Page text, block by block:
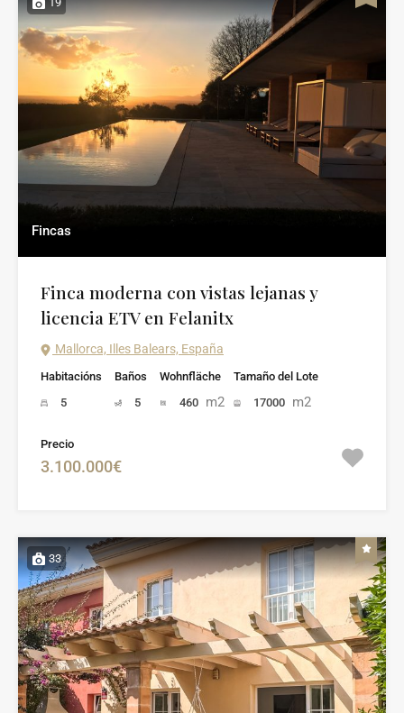
Fincas
Finca moderna con vistas lejanas y
licencia ETV en Felanitx
Mallorca, Illes Balears, España
Habitacións
5
Baños
5
Wohnfläche
460 m2
Tamaño del Lote
17000 m2
Precio
3.100.000€
33